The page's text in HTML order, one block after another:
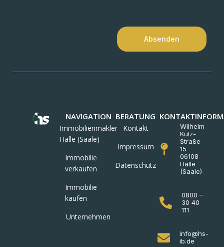
Absenden
NAVIGATION
Immobilienmakler
Halle (Saale)
Immobilie
verkaufen
Immobilie
kaufen
Unternehmen
BERATUNG
Kontakt
Impressum
Datenschutz
Wilhelm-
Külz-
Straße
15
06108
Halle
(Saale)
0800 –
30 40
111
info@hs-
ib.de